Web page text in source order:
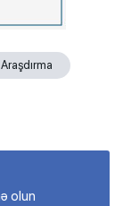
Araşdırma
olun